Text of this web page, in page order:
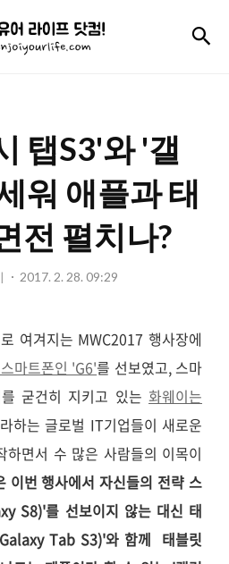
엔
조
어
라
이
프
닷
탭S3'와 '갤
워 애플과 태
전 펼치나?
2017. 2. 28. 09:29
여겨지는 MWC2017 행사장에
마트폰인 'G6'를 선보였고, 스마
굳건히 지키고 있는 화웨이는
하는 글로벌 IT기업들이 새로운
하면서 수 많은 사람들의 이목이
이번 행사에서 자신들의 전략 스
S8)'를 선보이지 않는 대신 태
Tab S3)'와 함께 태블릿